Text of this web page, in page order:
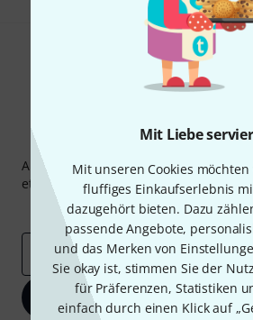
Mit Liebe
Mit unseren Cookies
fluffiges Einkaufserlebnis
dazugehört bieten. Dazu
passende Angebote,
und das Merken von
Sie okay ist, stimmen Sie der
für Präferenzen, Statistiken
einfach durch einen Klick auf
Thomann
Abonniere den Thomann Newsletter
etwas Glück einen von50
Inspirierende Beiträge
Deals
E-Mail-Adresse*
Jetzt anmelden